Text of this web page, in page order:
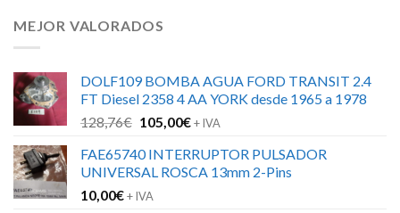
MEJOR VALORADOS
DOLF109 BOMBA AGUA FORD TRANSIT 2.4
FT Diesel 2358 4 AA YORK desde 1965 a 1978
128,76€ El
original
era:
128,76€.
105,00€El
actual
es:
+ IVA
FAE65740 INTERRUPTOR PULSADOR
UNIVERSAL ROSCA 13mm 2-Pins
10,00€+ IVA